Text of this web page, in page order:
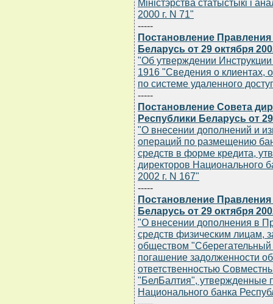
Мiнiстэрства статыстыкi i
2000 г. N 71"
-----
Постановление
Беларусь от 29 октября
"Об утверждении
1916 "Сведения о клиентах,
по системе удаленного
-----
Постановление Совета
Республики Беларусь от
"О внесении дополнений и
операций по размещению
средств в форме кредита,
директоров Национального
2002 г. N 167"
-----
Постановление
Беларусь от 29 октября
"О внесении дополнения в
средств физическим лицам,
обществом
погашение задолженности
ответственностью
"БелБалтия", утвержденные
Национального банка